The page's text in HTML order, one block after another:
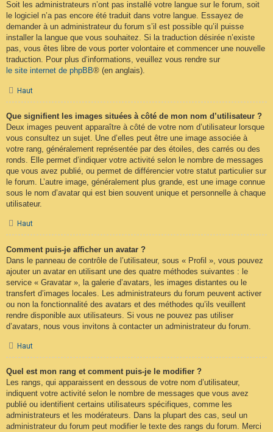
Soit les administrateurs n’ont pas installé votre langue sur le forum, soit
le logiciel n’a pas encore été traduit dans votre langue. Essayez de
demander à un administrateur du forum s’il est possible qu’il puisse
installer la langue que vous souhaitez. Si la traduction désirée n’existe
pas, vous êtes libre de vous porter volontaire et commencer une nouvelle
traduction. Pour plus d’informations, veuillez vous rendre sur
le site internet de phpBB® (en anglais).
Haut
Que signifient les images situées à côté de mon nom d’utilisateur ?
Deux images peuvent apparaître à côté de votre nom d’utilisateur lorsque
vous consultez un sujet. Une d’elles peut être une image associée à
votre rang, généralement représentée par des étoiles, des carrés ou des
ronds. Elle permet d’indiquer votre activité selon le nombre de messages
que vous avez publié, ou permet de différencier votre statut particulier sur
le forum. L’autre image, généralement plus grande, est une image connue
sous le nom d’avatar qui est bien souvent unique et personnelle à chaque
utilisateur.
Haut
Comment puis-je afficher un avatar ?
Dans le panneau de contrôle de l’utilisateur, sous « Profil », vous pouvez
ajouter un avatar en utilisant une des quatre méthodes suivantes : le
service « Gravatar », la galerie d’avatars, les images distantes ou le
transfert d’images locales. Les administrateurs du forum peuvent activer
ou non la fonctionnalité des avatars et des méthodes qu’ils veuillent
rendre disponible aux utilisateurs. Si vous ne pouvez pas utiliser
d’avatars, nous vous invitons à contacter un administrateur du forum.
Haut
Quel est mon rang et comment puis-je le modifier ?
Les rangs, qui apparaissent en dessous de votre nom d’utilisateur,
indiquent votre activité selon le nombre de messages que vous avez
publié ou identifient certains utilisateurs spécifiques, comme les
administrateurs et les modérateurs. Dans la plupart des cas, seul un
administrateur du forum peut modifier le texte des rangs du forum. Merci